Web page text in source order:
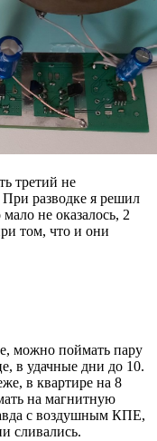
третий не
разводке я решил
не оказалось, 2
том, что и они
можно поймать пару
в удачные дни до 10.
в квартире на 8
на магнитную
с воздушным КПЕ,
сливались.